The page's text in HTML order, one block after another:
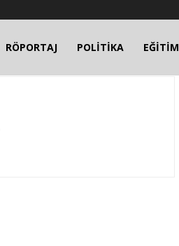
RÖPORTAJ POLİTİKA EĞİTİM